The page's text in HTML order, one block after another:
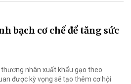
bạch cơ chế để tăng sức
nhân xuất khẩu gạo theo
được kỳ vọng sẽ tạo thêm cơ hội